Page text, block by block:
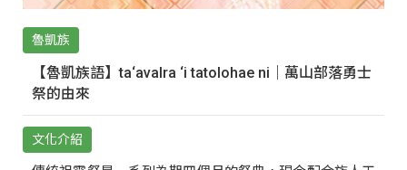
魯凱族
【魯凱族語】ta‘avalra ‘i tatolohae ni｜萬山部落勇士
祭的由來
文化介紹